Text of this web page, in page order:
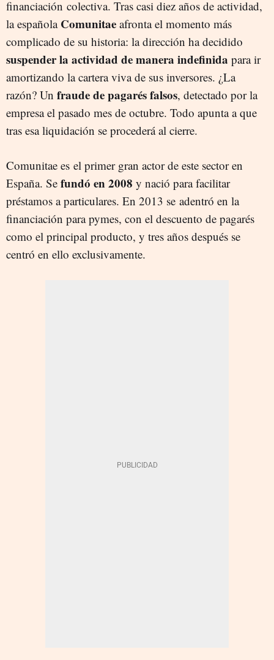
financiación colectiva. Tras casi diez años de actividad,
la española Comunitae afronta el momento más
complicado de su historia: la dirección ha decidido
suspender la actividad de manera indefinida para ir
amortizando la cartera viva de sus inversores. ¿La
razón? Un fraude de pagarés falsos, detectado por la
empresa el pasado mes de octubre. Todo apunta a que
tras esa liquidación se procederá al cierre.
Comunitae es el primer gran actor de este sector en
España. Se fundó en 2008 y nació para facilitar
préstamos a particulares. En 2013 se adentró en la
financiación para pymes, con el descuento de pagarés
como el principal producto, y tres años después se
centró en ello exclusivamente.